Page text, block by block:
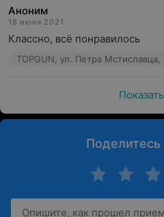
Аноним
18 июня 2021
Классно, всё понравилось
TOPGUN, ул. Петра Мстиславца,